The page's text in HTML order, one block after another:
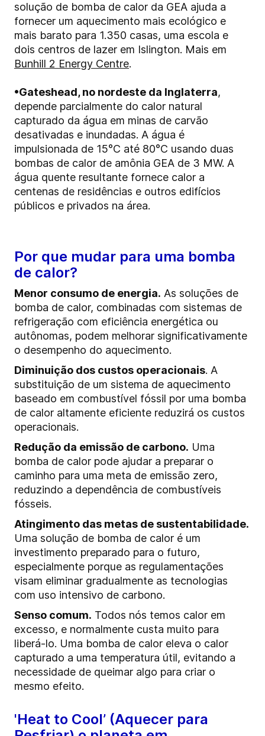
solução de bomba de calor da GEA ajuda a
fornecer um aquecimento mais ecológico e
mais barato para 1.350 casas, uma escola e
dois centros de lazer em Islington. Mais em
Bunhill 2 Energy Centre.
•Gateshead, no nordeste da Inglaterra,
depende parcialmente do calor natural
capturado da água em minas de carvão
desativadas e inundadas. A água é
impulsionada de 15°C até 80°C usando duas
bombas de calor de amônia GEA de 3 MW. A
água quente resultante fornece calor a
centenas de residências e outros edifícios
públicos e privados na área.
Por que mudar para uma bomba
de calor?
Menor consumo de energia. As soluções de
bomba de calor, combinadas com sistemas de
refrigeração com eficiência energética ou
autônomas, podem melhorar significativamente
o desempenho do aquecimento.
Diminuição dos custos operacionais. A
substituição de um sistema de aquecimento
baseado em combustível fóssil por uma bomba
de calor altamente eficiente reduzirá os custos
operacionais.
Redução da emissão de carbono. Uma
bomba de calor pode ajudar a preparar o
caminho para uma meta de emissão zero,
reduzindo a dependência de combustíveis
fósseis.
Atingimento das metas de sustentabilidade.
Uma solução de bomba de calor é um
investimento preparado para o futuro,
especialmente porque as regulamentações
visam eliminar gradualmente as tecnologias
com uso intensivo de carbono.
Senso comum. Todos nós temos calor em
excesso, e normalmente custa muito para
liberá-lo. Uma bomba de calor eleva o calor
capturado a uma temperatura útil, evitando a
necessidade de queimar algo para criar o
mesmo efeito.
'Heat to Cool’ (Aquecer para